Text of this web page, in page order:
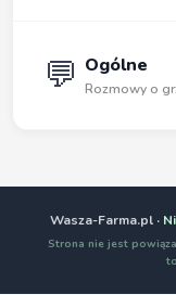
💬 Ogólne
Rozmowy o
Wasza-Farma.pl·
Strona nie jest